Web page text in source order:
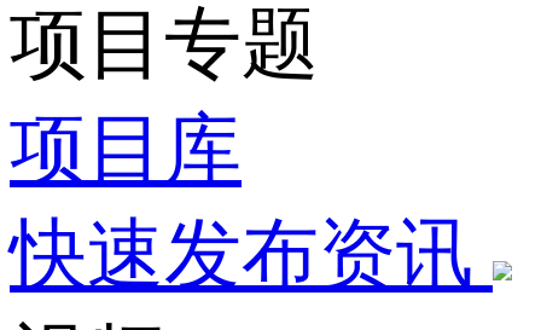
项目专题
项目库
快速发布资讯